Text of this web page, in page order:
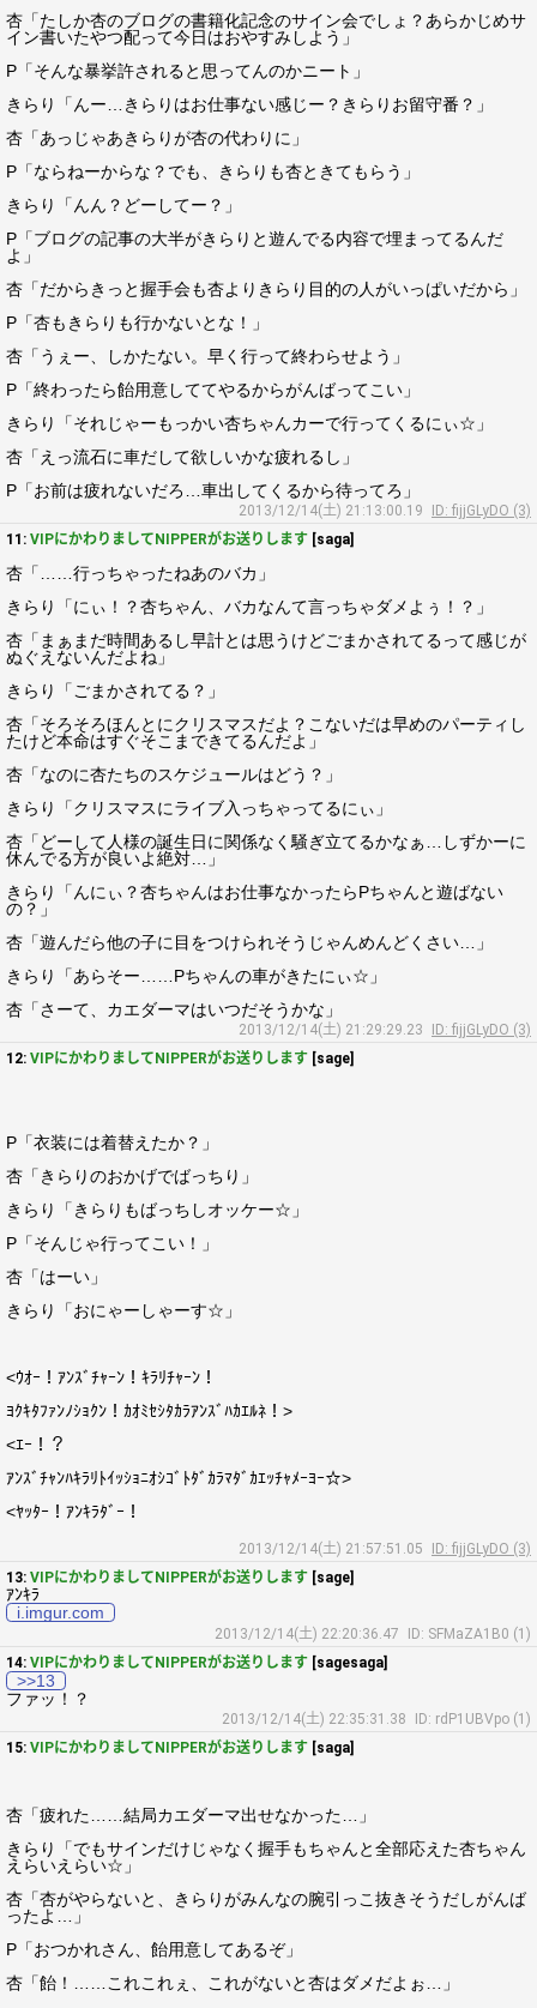
杏「たしか杏のブログの書籍化記念のサイン会でしょ？あらかじめサ
イン書いたやつ配って今日はおやすみしよう」
P「そんな暴挙許されると思ってんのかニート」
きらり「んー…きらりはお仕事ない感じー？きらりお留守番？」
杏「あっじゃあきらりが杏の代わりに」
P「ならねーからな？でも、きらりも杏ときてもらう」
きらり「んん？どーしてー？」
P「ブログの記事の大半がきらりと遊んでる内容で埋まってるんだ
よ」
杏「だからきっと握手会も杏よりきらり目的の人がいっぱいだから」
P「杏もきらりも行かないとな！」
杏「うぇー、しかたない。早く行って終わらせよう」
P「終わったら飴用意しててやるからがんばってこい」
きらり「それじゃーもっかい杏ちゃんカーで行ってくるにぃ☆」
杏「えっ流石に車だして欲しいかな疲れるし」
P「お前は疲れないだろ…車出してくるから待ってろ」
2013/12/14(土) 21:13:00.19
ID: fijjGLyDO (3)
11: VIPにかわりましてNIPPERがお送りします [saga]
杏「……行っちゃったねあのバカ」
きらり「にぃ！？杏ちゃん、バカなんて言っちゃダメよぅ！？」
杏「まぁまだ時間あるし早計とは思うけどごまかされてるって感じが
ぬぐえないんだよね」
きらり「ごまかされてる？」
杏「そろそろほんとにクリスマスだよ？こないだは早めのパーティし
たけど本命はすぐそこまできてるんだよ」
杏「なのに杏たちのスケジュールはどう？」
きらり「クリスマスにライブ入っちゃってるにぃ」
杏「どーして人様の誕生日に関係なく騒ぎ立てるかなぁ…しずかーに
休んでる方が良いよ絶対…」
きらり「んにぃ？杏ちゃんはお仕事なかったらPちゃんと遊ばない
の？」
杏「遊んだら他の子に目をつけられそうじゃんめんどくさい…」
きらり「あらそー……Pちゃんの車がきたにぃ☆」
杏「さーて、カエダーマはいつだそうかな」
2013/12/14(土) 21:29:29.23
ID: fijjGLyDO (3)
12: VIPにかわりましてNIPPERがお送りします [sage]
P「衣装には着替えたか？」
杏「きらりのおかげでばっちり」
きらり「きらりもばっちしオッケー☆」
P「そんじゃ行ってこい！」
杏「はーい」
きらり「おにゃーしゃーす☆」
<ｳｵｰ！ｱﾝｽﾞﾁｬｰﾝ！ｷﾗﾘﾁｬｰﾝ！
ﾖｸｷﾀﾌｧﾝﾉｼｮｸﾝ！ｶｵﾐｾｼﾀｶﾗｱﾝｽﾞﾊｶｴﾙﾈ！>
<ｴｰ！？
ｱﾝｽﾞﾁｬﾝﾊｷﾗﾘﾄｲｯｼｮﾆｵｼｺﾞﾄﾀﾞｶﾗﾏﾀﾞｶｴｯﾁｬﾒｰﾖｰ☆>
<ﾔｯﾀｰ！ｱﾝｷﾗﾀﾞｰ！
2013/12/14(土) 21:57:51.05
ID: fijjGLyDO (3)
13: VIPにかわりましてNIPPERがお送りします [sage]
ｱﾝｷﾗ
i.imgur.com
2013/12/14(土) 22:20:36.47
ID: SFMaZA1B0 (1)
14: VIPにかわりましてNIPPERがお送りします [sagesaga]
>>13
ファッ！？
2013/12/14(土) 22:35:31.38
ID: rdP1UBVpo (1)
15: VIPにかわりましてNIPPERがお送りします [saga]
杏「疲れた……結局カエダーマ出せなかった…」
きらり「でもサインだけじゃなく握手もちゃんと全部応えた杏ちゃん
えらいえらい☆」
杏「杏がやらないと、きらりがみんなの腕引っこ抜きそうだしがんば
ったよ…」
P「おつかれさん、飴用意してあるぞ」
杏「飴！……これこれぇ、これがないと杏はダメだよぉ…」